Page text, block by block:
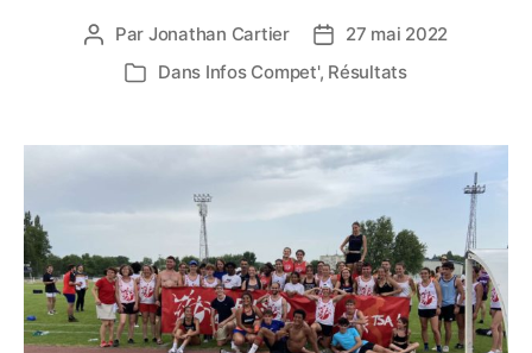
Auteur
l’article
Par Jonathan Cartier
Date
de
l’article
27 mai 2022
Catégories
Dans Infos Compet', Résultats